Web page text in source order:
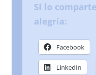
Si lo
alegría:
Facebook
LinkedIn